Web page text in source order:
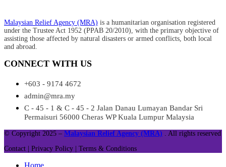
Malaysian Relief Agency (MRA) is a humanitarian organisation registered
under the Trustee Act 1952 (PPAB 20/2010), with the primary objective of
assisting those affected by natural disasters or armed conflicts, both local
and abroad.
CONNECT WITH US
+603 - 9174 4672
admin@mra.my
C - 45 - 1 & C - 45 - 2 Jalan Danau Lumayan Bandar Sri
Permaisuri 56000 Cheras WP Kuala Lumpur Malaysia
© Copyright 2025 – Malaysian Relief Agency (MRA) . All rights reserved
Contact | Privacy Policy | Terms & Conditions
Home